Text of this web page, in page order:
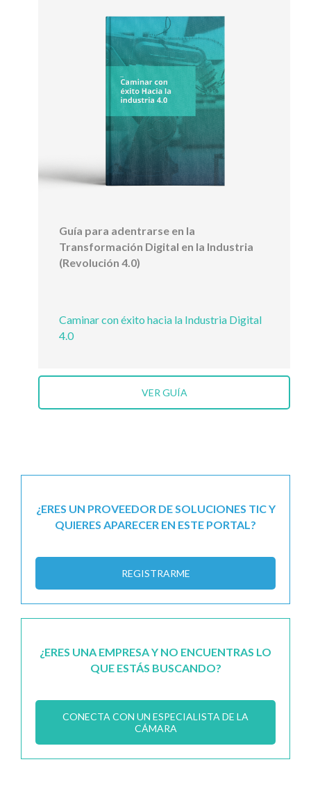
Guía para adentrarse en la
Transformación Digital en la Industria
(Revolución 4.0)
Caminar con éxito hacia la Industria Digital
4.0
VER GUÍA
¿ERES UN PROVEEDOR DE SOLUCIONES TIC Y
QUIERES APARECER EN ESTE PORTAL?
REGISTRARME
¿ERES UNA EMPRESA Y NO ENCUENTRAS LO
QUE ESTÁS BUSCANDO?
CONECTA CON UN ESPECIALISTA DE LA
CÁMARA